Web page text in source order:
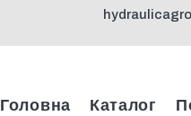
Головна Каталог